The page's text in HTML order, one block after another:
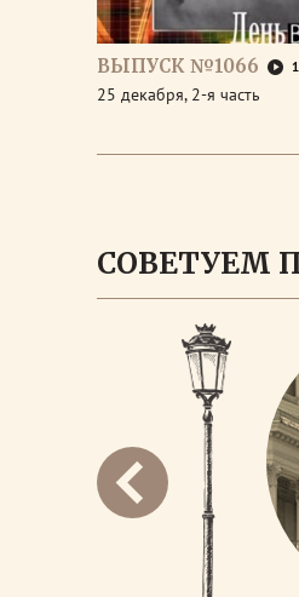
ВЫПУСК №1066
25 декабря, 2-я часть
СОВЕТУЕМ